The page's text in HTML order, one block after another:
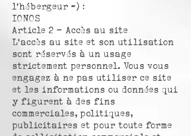
l’hébergeur ») :
IONOS
Article 2 – Accès au site
L’accès au site et son utilisation
sont réservés à un usage
strictement personnel. Vous vous
engagez à ne pas utiliser ce site
et les informations ou données qui
y figurent à des fins
commerciales, politiques,
publicitaires et pour toute forme